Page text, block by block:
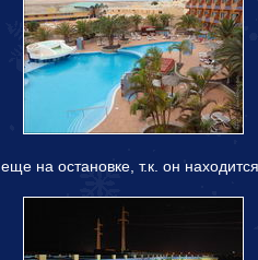
еще на остановке, т.к. он